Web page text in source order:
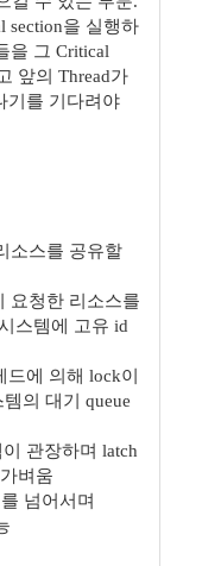
section을 실행하
을 그 Critical
앞의 Thread가
기를 기다려야
소스를 공유할
요청한 리소스를
스템에 고유 id
에 의해 lock이
의 대기 queue
관장하며 latch
벼움
넘어서며